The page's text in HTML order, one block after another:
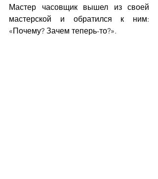
Мастер часовщик вышел из своей
мастерской и обратился к ним:
«Почему? Зачем теперь-то?».